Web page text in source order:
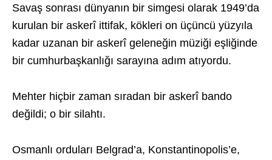
Savaş sonrası dünyanın bir simgesi olarak 1949’da
kurulan bir askerî ittifak, kökleri on üçüncü yüzyıla
kadar uzanan bir askerî geleneğin müziği eşliğinde
bir cumhurbaşkanlığı sarayına adım atıyordu.
Mehter hiçbir zaman sıradan bir askerî bando
değildi; o bir silahtı.
Osmanlı orduları Belgrad’a, Konstantinopolis’e,